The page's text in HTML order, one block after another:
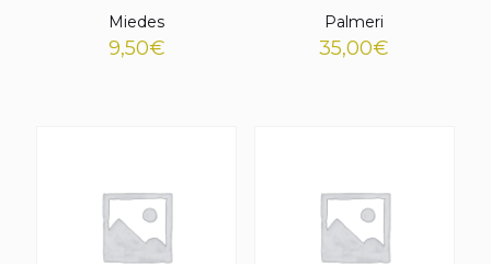
Miedes
9,50€
Palmeri
35,00€